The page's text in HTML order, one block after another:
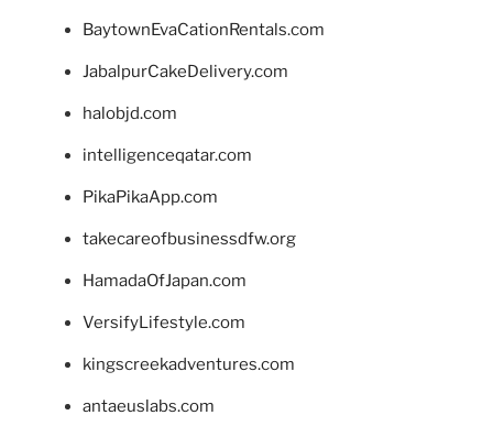
BaytownEvaCationRentals.com
JabalpurCakeDelivery.com
halobjd.com
intelligenceqatar.com
PikaPikaApp.com
takecareofbusinessdfw.org
HamadaOfJapan.com
VersifyLifestyle.com
kingscreekadventures.com
antaeuslabs.com